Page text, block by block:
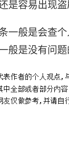
是容易出现盗
一般是会查
般是没有问题